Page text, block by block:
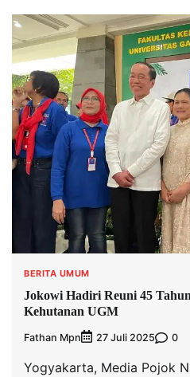
BERITA UMUM
Jokowi Hadiri Reuni 45
Kehutanan UGM
Fathan Mpn 27 Juli 2025 0
Yogyakarta, Media Pojok